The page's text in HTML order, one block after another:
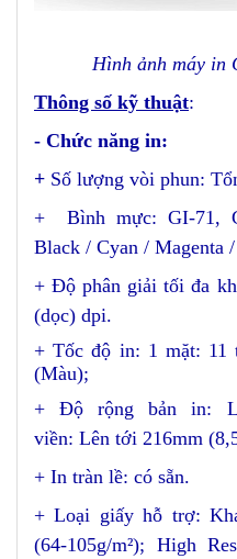
Hình ảnh máy in
Thông số kỹ thuật:
- Chức năng in:
+ Số lượng vòi phun:
+ Bình mực: GI-71,
Black / Cyan / Magenta
+ Độ phân giải tối đa
(dọc) dpi.
+ Tốc độ in: 1 mặt: 11
(Màu);
+ Độ rộng bản in:
viền: Lên tới 216mm
+ In tràn lề: có sẵn.
+ Loại giấy hỗ trợ:
(64-105g/m²); High